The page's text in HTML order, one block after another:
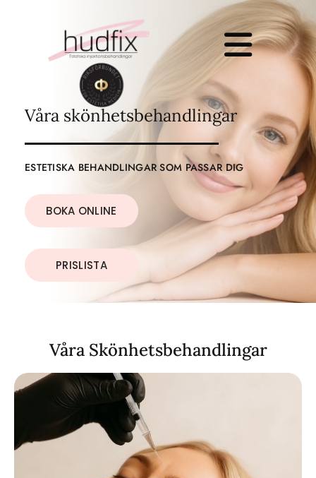
Våra skönhetsbehandlingar
ESTETISKA BEHANDLINGAR SOM PASSAR DIG
BOKA ONLINE
PRISLISTA
Våra Skönhetsbehandlingar